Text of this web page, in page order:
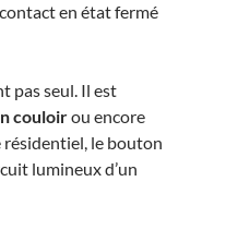
en état fermé
pas seul. Il est
couloirou encore
résidentiel, le bouton
lumineux d’un